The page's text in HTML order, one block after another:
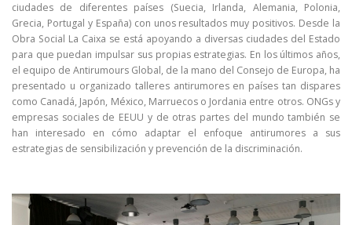
ciudades de diferentes países (Suecia, Irlanda, Alemania, Polonia,
Grecia, Portugal y España) con unos resultados muy positivos. Desde la
Obra Social La Caixa se está apoyando a diversas ciudades del Estado
para que puedan impulsar sus propias estrategias. En los últimos años,
el equipo de Antirumours Global, de la mano del Consejo de Europa, ha
presentado u organizado talleres antirumores en países tan dispares
como Canadá, Japón, México, Marruecos o Jordania entre otros. ONGs y
empresas sociales de EEUU y de otras partes del mundo también se
han interesado en cómo adaptar el enfoque antirumores a sus
estrategias de sensibilización y prevención de la discriminación.